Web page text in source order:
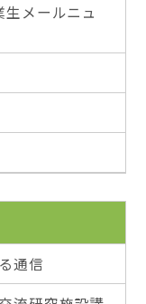
メールニュ
通信